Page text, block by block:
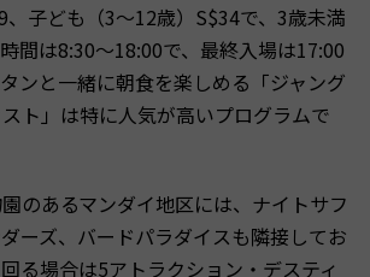
、子ども（3〜12歳）S$34で、3歳未満
間は8:30〜18:00で、最終入場は17:00
ンと一緒に朝食を楽しめる「ジャング
ト」は特に人気が高いプログラムで
のあるマンダイ地区には、ナイトサフ
ーズ、バードパラダイスも隣接してお
る場合は5アトラクション・デスティ